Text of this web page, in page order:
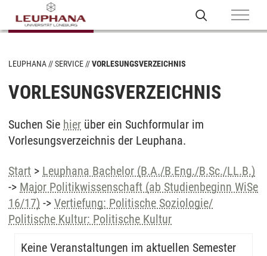
LEUPHANA SERVICE VORLESUNGSVERZEICHNIS
VORLESUNGSVERZEICHNIS
Suchen Sie hier über ein Suchformular im
Vorlesungsverzeichnis der Leuphana.
Start > Leuphana Bachelor (B.A./B.Eng./B.Sc./LL.B.)
-> Major Politikwissenschaft (ab Studienbeginn WiSe
16/17) -> Vertiefung: Politische Soziologie/
Politische Kultur: Politische Kultur
Keine Veranstaltungen im aktuellen Semester